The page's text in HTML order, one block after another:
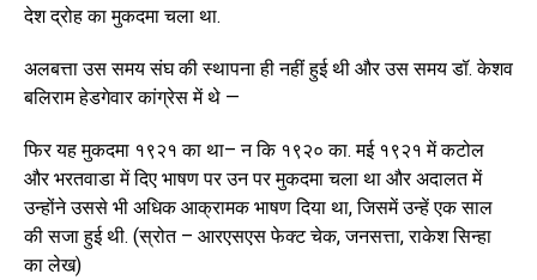
देश द्रोह का मुकदमा चला था.
अलबत्ता उस समय संघ की स्थापना ही नहीं हुई थी और उस समय डॉ. केशव
बलिराम हेडगेवार कांग्रेस में थे —
फिर यह मुकदमा १९२१ का था– न कि १९२० का. मई १९२१ में कटोल
और भरतवाडा में दिए भाषण पर उन पर मुकदमा चला था और अदालत में
उन्होंने उससे भी अधिक आक्रामक भाषण दिया था, जिसमें उन्हें एक साल
की सजा हुई थी. (स्रोत – आरएसएस फेक्ट चेक, जनसत्ता, राकेश सिन्हा
का लेख)